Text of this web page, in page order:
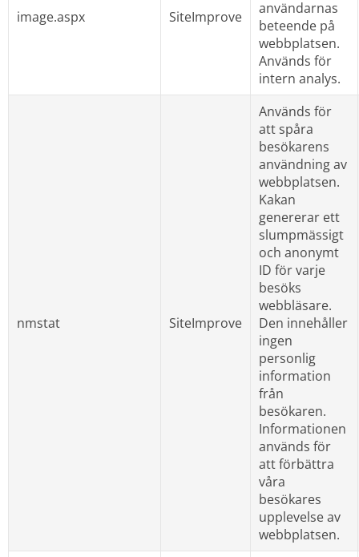
image.aspx SiteImprove
användarnas
beteende på
webbplatsen.
Används för
intern analys.
nmstat SiteImprove
Används för
att spåra
besökarens
användning av
webbplatsen.
Kakan
genererar ett
slumpmässigt
och anonymt
ID för varje
besöks
webbläsare.
Den innehåller
ingen
personlig
information
från
besökaren.
Informationen
används för
att förbättra
våra
besökares
upplevelse av
webbplatsen.